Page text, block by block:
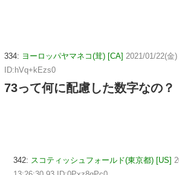
334: ヨーロッパヤマネコ(茸) [CA] 2021/01/22(金
ID:hVq+kEzs0
73って何に配慮した数字なの？
342: スコティッシュフォールド(東京都) [US]